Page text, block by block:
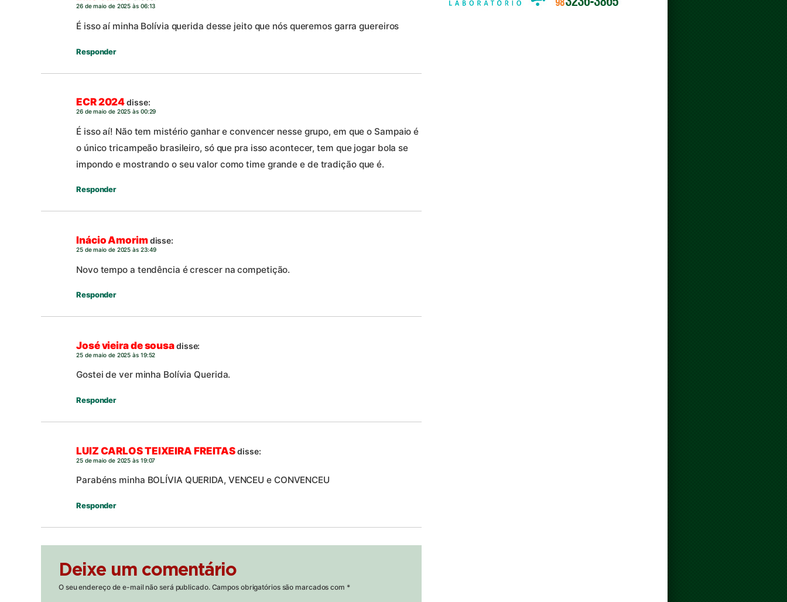
26 de maio de 2025 às 06:13
É isso aí minha Bolívia querida desse jeito que nós queremos garra guereiros
Responder
ECR 2024disse:
26 de maio de 2025 às 00:29
É isso aí! Não tem mistério ganhar e convencer nesse grupo, em que o Sampaio é
o único tricampeão brasileiro, só que pra isso acontecer, tem que jogar bola se
impondo e mostrando o seu valor como time grande e de tradição que é.
Responder
Inácio Amorimdisse:
25 de maio de 2025 às 23:49
Novo tempo a tendência é crescer na competição.
Responder
José vieira de sousadisse:
25 de maio de 2025 às 19:52
Gostei de ver minha Bolívia Querida.
Responder
LUIZ CARLOS TEIXEIRA FREITASdisse:
25 de maio de 2025 às 19:07
Parabéns minha BOLÍVIA QUERIDA, VENCEU e CONVENCEU
Responder
Deixe um comentário
O seu endereço de e-mail não será publicado. Campos obrigatórios são marcados com *